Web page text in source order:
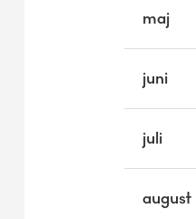
maj
juni
juli
august